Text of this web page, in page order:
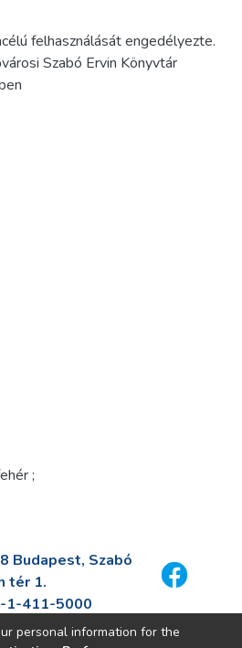
felhasználását engedélyezte.
Szabó Ervin Könyvtár
;
Budapest, Szabó
tér 1.
1-411-5000
personal information for the